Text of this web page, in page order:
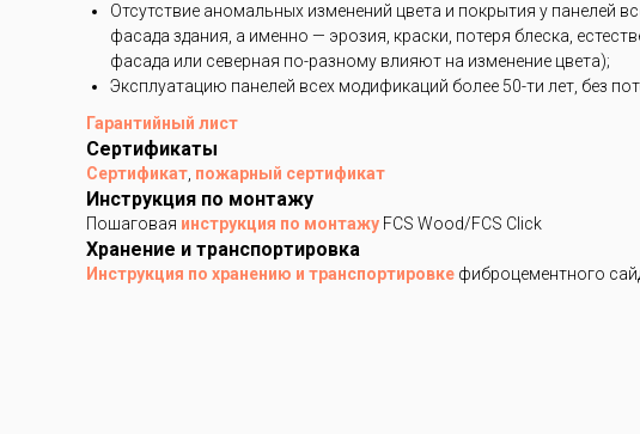
Отсутствие аномальных изменений цвета и покрытия у панелей
фасада здания, а именно — эрозия, краски, потеря блеска,
фасада или северная по-разному влияют на изменение цвета);
Эксплуатацию панелей всех модификаций более 50-ти лет, без
Гарантийный лист
Сертификаты
Сертификат пожарный сертификат
Инструкция по монтажу
Пошаговая инструкция по монтажу FCS Wood/FCS Click
Хранение и транспортировка
Инструкция по хранению и транспортировке фиброцементного